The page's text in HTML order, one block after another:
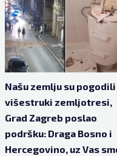
Našu zemlju su pogodili
višestruki zemljotresi,
Grad Zagreb poslao
podršku: Draga Bosno i
Hercegovino, uz Vas